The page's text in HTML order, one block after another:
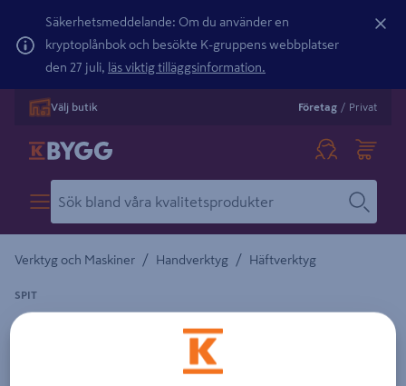
Säkerhetsmeddelande: Om du använder en
kryptoplånbok och besökte K-gruppens webbplatser
den 27 juli, läs viktig tilläggsinformation.
Välj butik Företag / Privat
Verktyg och Maskiner / Handverktyg / Häftverktyg
KABELCLIPS SPIT NYLON 16MM 100ST
SPIT
Detaljerad beskrivning finns i produktbeskrivningsområdet